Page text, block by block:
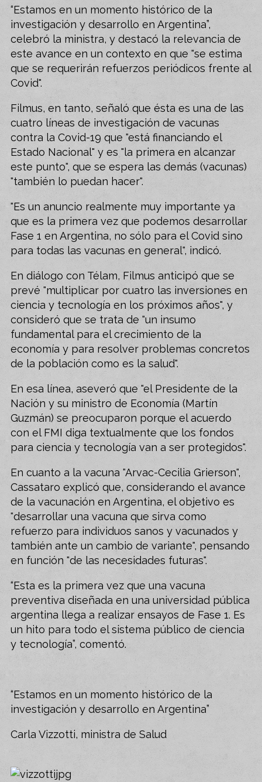
“Estamos en un momento histórico de la
investigación y desarrollo en Argentina”,
celebró la ministra, y destacó la relevancia de
este avance en un contexto en que "se estima
que se requerirán refuerzos periódicos frente al
Covid".
Filmus, en tanto, señaló que ésta es una de las
cuatro líneas de investigación de vacunas
contra la Covid-19 que "está financiando el
Estado Nacional" y es "la primera en alcanzar
este punto", que se espera las demás (vacunas)
"también lo puedan hacer".
"Es un anuncio realmente muy importante ya
que es la primera vez que podemos desarrollar
Fase 1 en Argentina, no sólo para el Covid sino
para todas las vacunas en general", indicó.
En diálogo con Télam, Filmus anticipó que se
prevé "multiplicar por cuatro las inversiones en
ciencia y tecnología en los próximos años", y
consideró que se trata de "un insumo
fundamental para el crecimiento de la
economía y para resolver problemas concretos
de la población como es la salud".
En esa línea, aseveró que "el Presidente de la
Nación y su ministro de Economía (Martín
Guzmán) se preocuparon porque el acuerdo
con el FMI diga textualmente que los fondos
para ciencia y tecnología van a ser protegidos".
En cuanto a la vacuna "Arvac-Cecilia Grierson",
Cassataro explicó que, considerando el avance
de la vacunación en Argentina, el objetivo es
"desarrollar una vacuna que sirva como
refuerzo para individuos sanos y vacunados y
también ante un cambio de variante", pensando
en función "de las necesidades futuras".
“Esta es la primera vez que una vacuna
preventiva diseñada en una universidad pública
argentina llega a realizar ensayos de Fase 1. Es
un hito para todo el sistema público de ciencia
y tecnología”, comentó.
“Estamos en un momento histórico de la
investigación y desarrollo en Argentina”
Carla Vizzotti, ministra de Salud